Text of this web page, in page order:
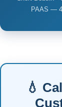
PAAS —
💧